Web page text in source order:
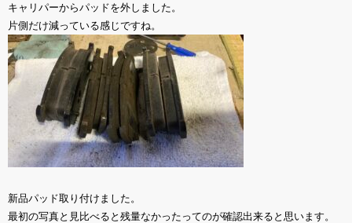
キャリパーからパッドを外しました。
片側だけ減っている感じですね。
新品パッド取り付けました。
最初の写真と見比べると残量なかったってのが確認出来ると思います。